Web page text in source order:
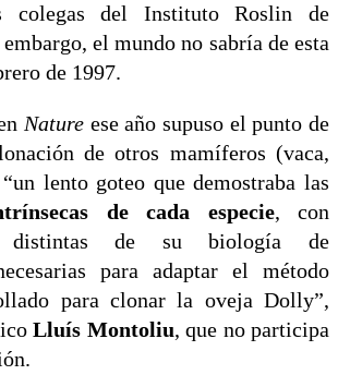
colegas del Instituto Roslin de
el mundo no sabría de esta
de 1997.
Nature ese año supuso el punto de
de otros mamíferos (vaca,
lento goteo que demostraba las
de cada especie, con
distintas de su biología de
para adaptar el método
para clonar la oveja Dolly”,
Lluís Montoliu, que no participa